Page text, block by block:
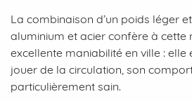
La combinaison d’un poids léger
aluminium et acier confère à cette
excellente maniabilité en ville :
jouer de la circulation, son
particulièrement sain.